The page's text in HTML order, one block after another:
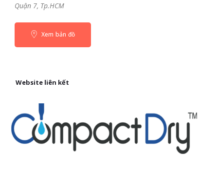
Quận 7, Tp.HCM
Xem bản đồ
Website liên kết